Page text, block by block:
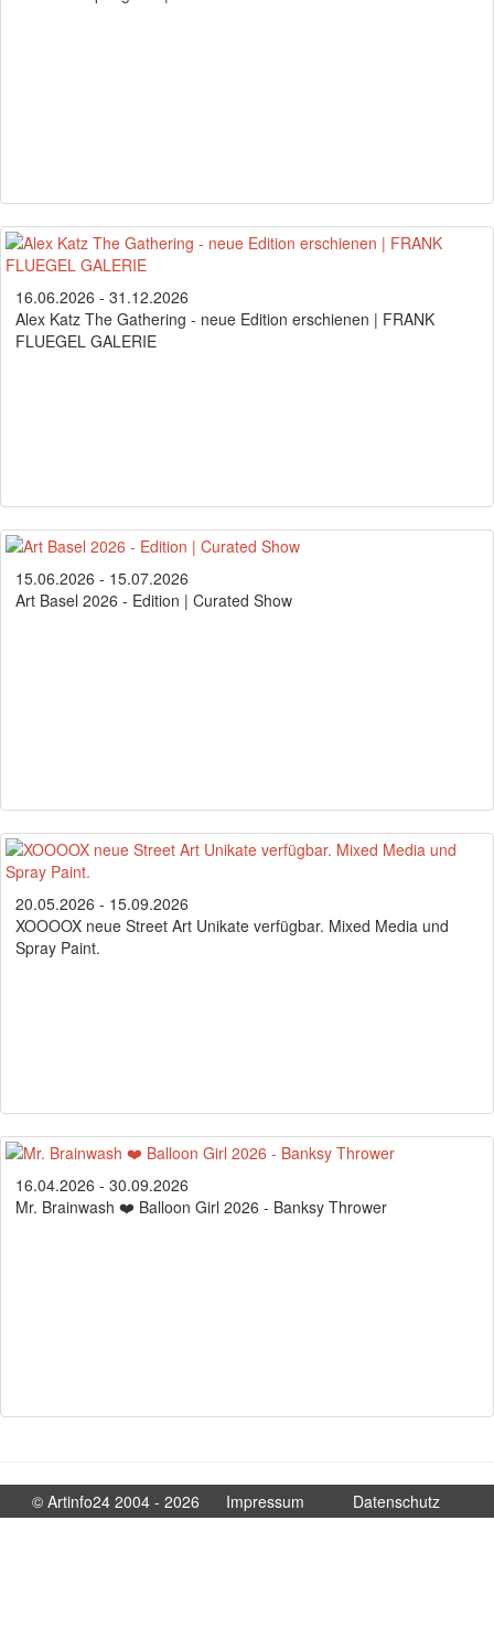
16.06.2026 - 31.12.2026
Alex Katz The Gathering - neue Edition erschienen | FRANK
FLUEGEL GALERIE
15.06.2026 - 15.07.2026
Art Basel 2026 - Edition | Curated Show
20.05.2026 - 15.09.2026
XOOOOX neue Street Art Unikate verfügbar. Mixed Media und
Spray Paint.
16.04.2026 - 30.09.2026
Mr. Brainwash ❤️ Balloon Girl 2026 - Banksy Thrower
© Artinfo24 2004 - 2026 Impressum Datenschutz